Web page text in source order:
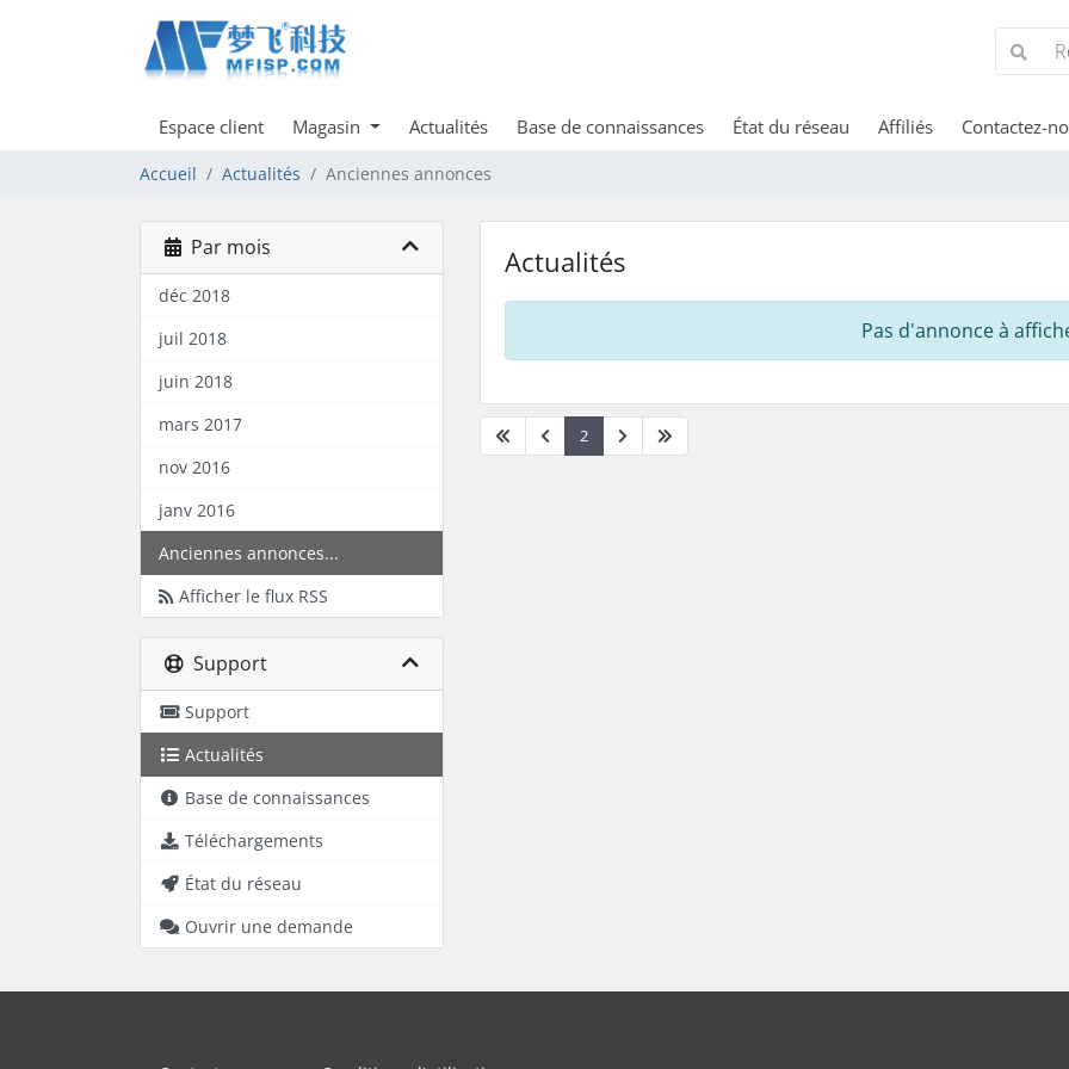
Espace client Magasin Actualités Base de connaissances État du réseau Affiliés Contactez-
Accueil Actualités Anciennes annonces
Par mois
déc 2018
juil 2018
juin 2018
mars 2017
nov 2016
janv 2016
Anciennes annonces...
Afficher le flux RSS
Support
Support
Actualités
Base de connaissances
Téléchargements
État du réseau
Ouvrir une demande
Actualités
Pas d'annonce à
2